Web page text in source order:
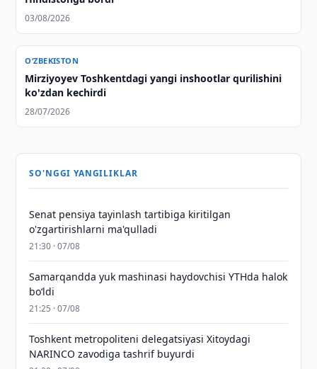
03/08/2026
O‘ZBEKISTON
Mirziyoyev Toshkentdagi yangi inshootlar qurilishini
ko'zdan kechirdi
28/07/2026
SO'NGGI YANGILIKLAR
Senat pensiya tayinlash tartibiga kiritilgan
o'zgartirishlarni ma'qulladi
21:30 · 07/08
Samarqandda yuk mashinasi haydovchisi YTHda halok
bo‘ldi
21:25 · 07/08
Toshkent metropoliteni delegatsiyasi Xitoydagi
NARINCO zavodiga tashrif buyurdi